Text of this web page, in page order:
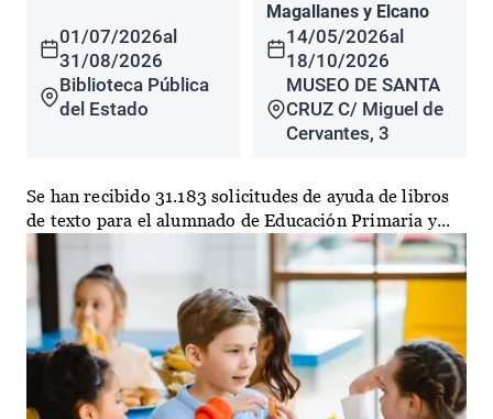
01/07/2026al
31/08/2026
Biblioteca Pública
del Estado
Magallanes y Elcano
14/05/2026al
18/10/2026
MUSEO DE SANTA
CRUZ C/ Miguel de
Cervantes, 3
Se han recibido 31.183 solicitudes de ayuda de libros
de texto para el alumnado de Educación Primaria y...